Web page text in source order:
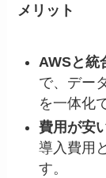
メリット
AWSと統
で、デー
を一体化
費用が安
導入費用
す。